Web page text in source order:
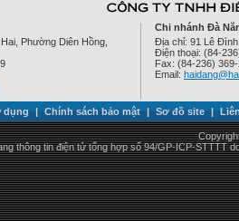
Phường Diên Hồng,
Chi nhánh Đà
Địa chỉ: 91 Lê
Điện thoại: (84-
Fax: (84-236)
Email:
dụng | Chính sách bảo mật | Sơ đồ site |
thông tin điện tử tổng hợp số 94/GP-ICP-STTTT